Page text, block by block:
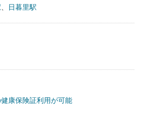
日暮里駅
康保険証利用が可能